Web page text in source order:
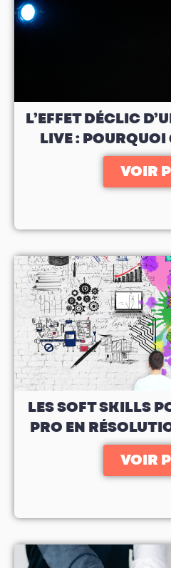
L’EFFET DÉCLIC
LIVE :
VOIR
LES SOFT SKILLS
PRO EN
VOIR